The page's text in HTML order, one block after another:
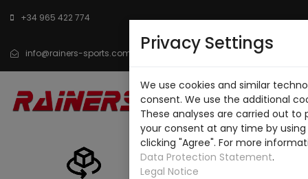
+34 965 422 774
info@rainers-sports.com
INICIO CATÁLOGO
CONTACTO
Privacy Settings
We use cookies and similar
consent. We use the additional
These analyses are carried out
your consent at any time by
clicking "Agree". For more
Data Protection Statement.
Legal Notice